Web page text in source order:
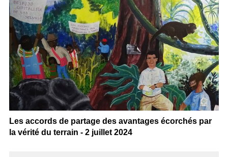
Les accords de partage des avantages écorchés par
la vérité du terrain - 2 juillet 2024